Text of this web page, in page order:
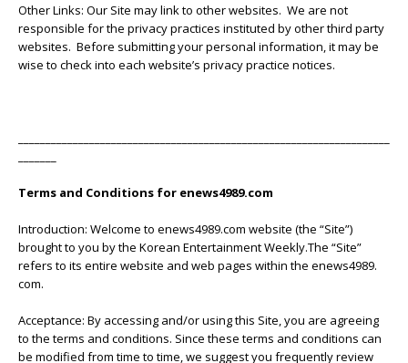
Other Links: Our Site may link to other websites. We are not
responsible for the privacy practices instituted by other third party
websites. Before submitting your personal information, it may be
wise to check into each website’s privacy practice notices.
Terms and Conditions for enews4989.com
Introduction: Welcome to enews4989.com website (the “Site”)
brought to you by the Korean Entertainment Weekly.The “Site”
refers to its entire website and web pages within the enews4989.
com.
Acceptance: By accessing and/or using this Site, you are agreeing
to the terms and conditions. Since these terms and conditions can
be modified from time to time, we suggest you frequently review